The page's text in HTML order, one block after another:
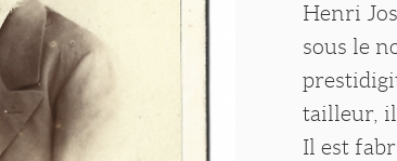
Henri
sous le
tailleur, il
Il est